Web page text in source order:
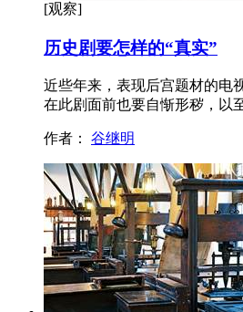
[观察]
历史剧要怎样的“真实”
近些年来，表现后宫题材的电
在此剧面前也要自惭形秽，
作者： 谷继明